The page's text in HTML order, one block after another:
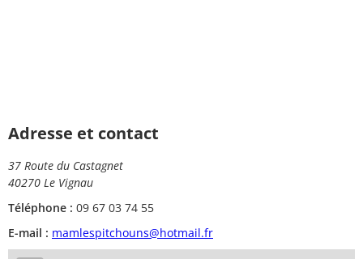
Adresse et contact
37 Route du Castagnet
40270 Le Vignau
Téléphone : 09 67 03 74 55
E-mail : mamlespitchouns@hotmail.fr